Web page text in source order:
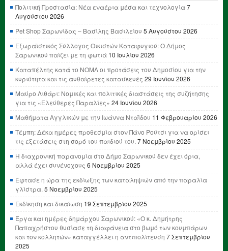
Πολιτική Προστασία: Νέα εναέρια μέσα και τεχνολογία7
Αυγούστου 2026
Pet Shop Σαρωνίδας – Βασίλης Βασιλείου 5 Αυγούστου 2026
Εξωραϊστικός Σύλλογος Οικιστών Καταφυγιού: Ο Δήμος
Σαρωνικού παίζει με τη φωτιά 10 Ιουλίου 2026
Καταπέλτης κατά το ΝΟΜΛ οι προτάσεις του Δημοσίου για την
κυριότητα και τις αυθαίρετες κατασκευές 29 Ιουνίου 2026
Μαύρο Λιθάρι: Νομικές και πολιτικές διαστάσεις της συζήτησης
για τις «Ελεύθερες Παραλίες» 24 Ιουνίου 2026
Μαθήματα Αγγλικών με την Ιωάννα Νταΐδου 11 Φεβρουαρίου 2026
Τέμπη: Δέκα ημέρες προθεσμία στον Πάνο Ρούτσι για να ορίσει
τις εξετάσεις στη σορό του παιδιού του.7 Νοεμβρίου 2025
Η διαχρονική παρανομία στο Δήμο Σαρωνικού δεν έχει όρια,
αλλά έχει συνένοχους 6 Νοεμβρίου 2025
Έφτασε η ώρα της εκδίωξης των καταληψιών από την παραλία
γλίστρα.5 Νοεμβρίου 2025
Εκδίκηση και δικαίωση 19 Σεπτεμβρίου 2025
Έργα και ημέρες δημάρχου Σαρωνικού: «Ο κ. Δημήτρης
Παπαχρήστου θυσίασε τη διαφάνεια στο βωμό των κουμπάρων
και τον κολλητών» καταγγέλλει η αντιπολίτευση 7 Σεπτεμβρίου
2025